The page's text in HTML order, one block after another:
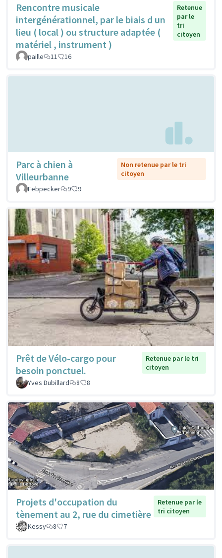
Rencontre musicale
intergénérationnel, par le biais d un
lieu ( local ) ou structure adaptée (
matériel , instrument )
Retenue
par le
tri
citoyen
paille 11 16
Parc à chien à
Villeurbanne
Non retenue par le tri
citoyen
Febpecker
9 9
Prêt de Vélo-cargo pour
besoin ponctuel.
Retenue par le tri
citoyen
Yves Dubillard
8 8
Projets d'occupation du
tènement au 2, rue du cimetière
Retenue par le
tri citoyen
Kessy
8 7